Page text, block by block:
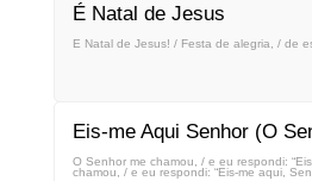
É Natal de Jesus
É Natal de Jesus! / Festa de alegria, / de
Eis-me Aqui Senhor (O
O Senhor me chamou, / e eu respondi:
chamou, / e eu respondi: “Eis-me aqui,